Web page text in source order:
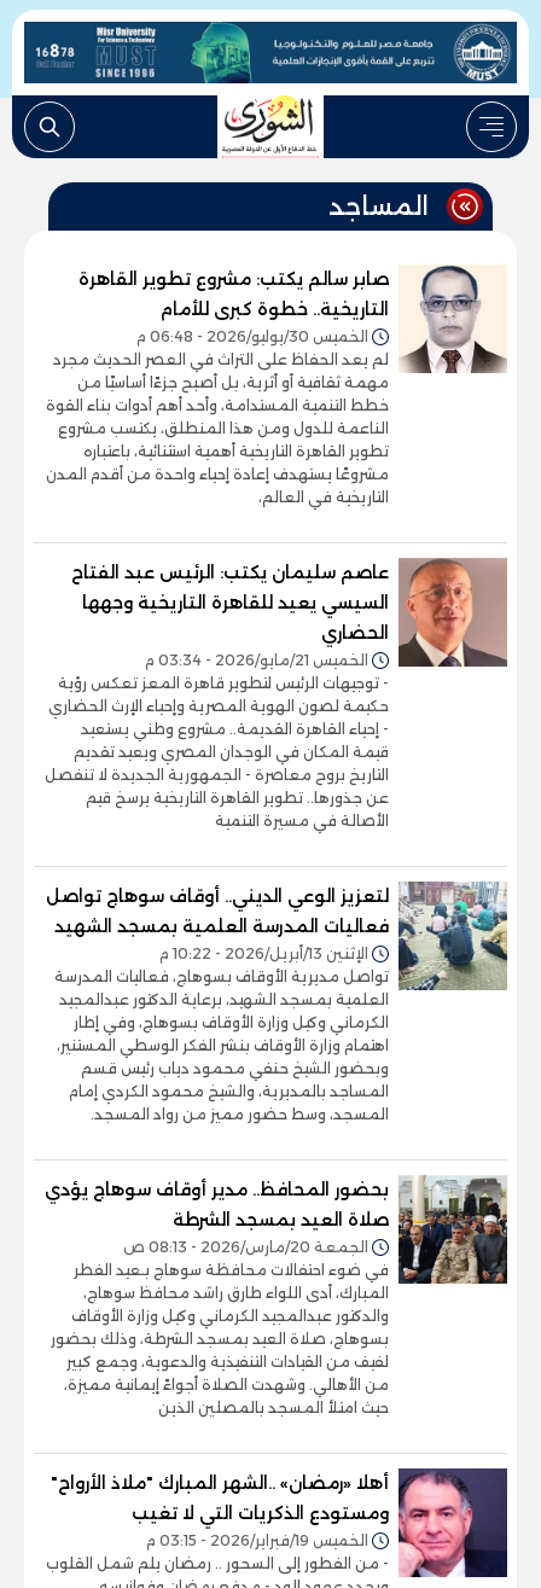
المساجد
صابر سالم يكتب: مشروع تطوير القاهرة
التاريخية.. خطوة كبرى للأمام
الخميس 30/يوليو/2026 - 06:48 م
لم يعد الحفاظ على التراث في العصر الحديث مجرد
مهمة ثقافية أو أثرية، بل أصبح جزءًا أساسيًا من
خطط التنمية المستدامة، وأحد أهم أدوات بناء القوة
الناعمة للدول ومن هذا المنطلق، يكتسب مشروع
تطوير القاهرة التاريخية أهمية استثنائية، باعتباره
مشروعًا يستهدف إعادة إحياء واحدة من أقدم المدن
التاريخية في العالم،
عاصم سليمان يكتب: الرئيس عبد الفتاح
السيسي يعيد للقاهرة التاريخية وجهها
الحضاري
الخميس 21/مايو/2026 - 03:34 م
- توجيهات الرئيس لتطوير قاهرة المعز تعكس رؤية
حكيمة لصون الهوية المصرية وإحياء الإرث الحضاري
- إحياء القاهرة القديمة.. مشروع وطني يستعيد
قيمة المكان في الوجدان المصري ويعيد تقديم
التاريخ بروح معاصرة - الجمهورية الجديدة لا تنفصل
عن جذورها.. تطوير القاهرة التاريخية يرسخ قيم
الأصالة في مسيرة التنمية
لتعزيز الوعي الديني.. أوقاف سوهاج تواصل
فعاليات المدرسة العلمية بمسجد الشهيد
الإثنين 13/أبريل/2026 - 10:22 م
تواصل مديرية الأوقاف بسوهاج، فعاليات المدرسة
العلمية بمسجد الشهيد، برعاية الدكتور عبدالمجيد
الكرماني وكيل وزارة الأوقاف بسوهاج، وفي إطار
اهتمام وزارة الأوقاف بنشر الفكر الوسطي المستنير،
وبحضور الشيخ حنفي محمود دياب رئيس قسم
المساجد بالمديرية، والشيخ محمود الكردي إمام
المسجد، وسط حضور مميز من رواد المسجد.
بحضور المحافظ.. مدير أوقاف سوهاج يؤدي
صلاة العيد بمسجد الشرطة
الجمعة 20/مارس/2026 - 08:13 ص
في ضوء احتفالات محافظة سوهاج بـعيد الفطر
المبارك، أدى اللواء طارق راشد محافظ سوهاج،
والدكتور عبدالمجيد الكرماني وكيل وزارة الأوقاف
بسوهاج، صلاة العيد بمسجد الشرطة، وذلك بحضور
لفيف من القيادات التنفيذية والدعوية، وجمع كبير
من الأهالي. وشهدت الصلاة أجواءً إيمانية مميزة،
حيث امتلأ المسجد بالمصلين الذين
أهلا «رمضان» ..الشهر المبارك "ملاذ الأرواح"
ومستودع الذكريات التي لا تغيب
الخميس 19/فبراير/2026 - 03:15 م
- من الفطور إلى السحور .. رمضان يلم شمل القلوب